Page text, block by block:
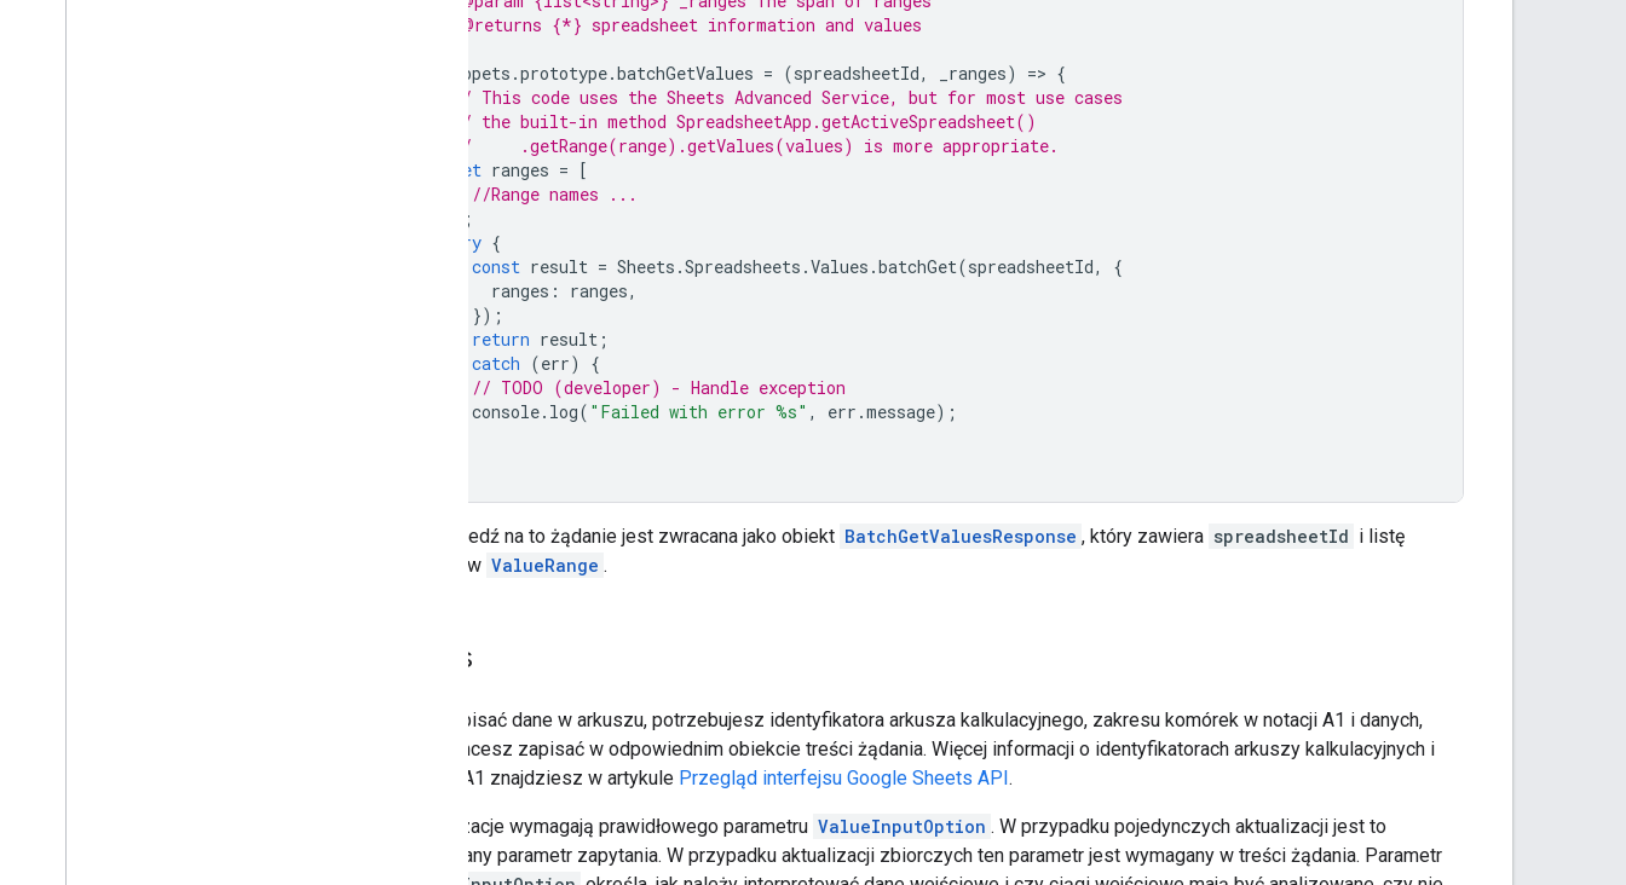
* @returns {*} spreadsheet information and values
Snippets .prototype.batchGetValues = (spreadsheetId, _ranges) => {
// This code uses the Sheets Advanced Service, but for most use cases
// the built-in method SpreadsheetApp.getActiveSpreadsheet()
//     .getRange(range).getValues(values) is more appropriate.
let ranges = [
//Range names ...
];
try {
const result = Sheets .Spreadsheets .Values .batchGet(spreadsheetId,
{
ranges : ranges,
});
return result ;
catch (err)
{
// TODO (developer) - Handle exception
console. log( "Failed with error %s" , err .message);
Odpowiedź na to żądanie jest zwracana jako obiekt BatchGetValuesResponse , który zawiera spreadsheetId i listę
obiektów ValueRange .
Zapis
Aby zapisać dane w arkuszu, potrzebujesz identyfikatora arkusza kalkulacyjnego, zakresu komórek w notacji A1 i danych,
które chcesz zapisać w odpowiednim obiekcie treści żądania. Więcej informacji o identyfikatorach arkuszy kalkulacyjnych i
notacji A1 znajdziesz w artykule Przegląd interfejsu Google Sheets API.
Aktualizacje wymagają prawidłowego parametru ValueInputOption . W przypadku pojedynczych aktualizacji jest to
wymagany parametr zapytania. W przypadku aktualizacji zbiorczych ten parametr jest wymagany w treści żądania. Parametr